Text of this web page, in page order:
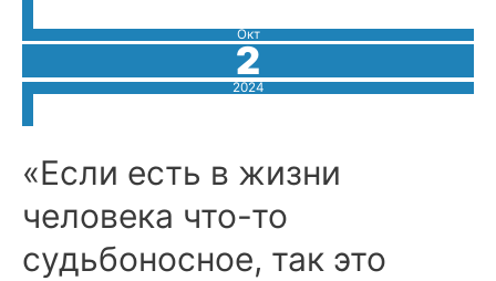
Окт
2
2024
«Если есть в жизни
человека что-то
судьбоносное, так это